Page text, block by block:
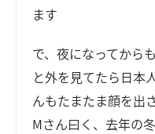
ます
で、夜になってから
と外を見てたら日本
んもたまたま顔を出
Мさん曰く、去年の